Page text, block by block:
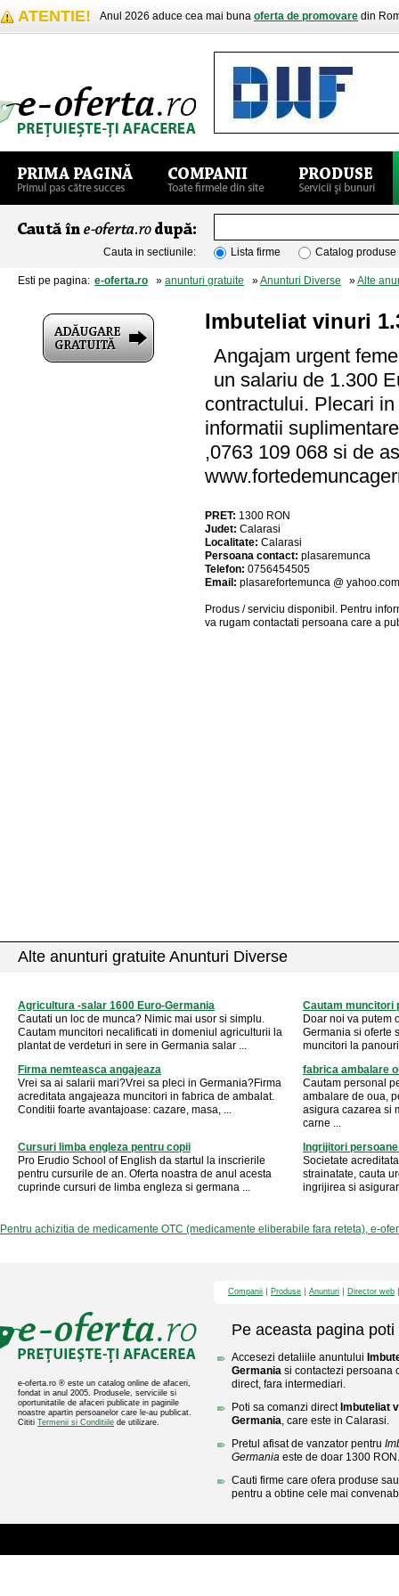
ATENTIE! Anul 2026 aduce cea mai buna oferta de promovare din
Cauta in sectiunile: Lista firme Catalog produse
Esti pe pagina: e-oferta.ro » anunturi gratuite »Anunturi Diverse »Alte
Imbuteliat vinuri
Angajam urgent
un salariu de 1.300
contractului. Plecari
informatii
,0763 109 068 si de
PRET: 1300 RON
Judet: Calarasi
Localitate: Calarasi
Persoana contact: plasaremunca
Telefon: 0756454505
Email: plasarefortemunca @ yahoo.com
Produs / serviciu disponibil . Pentru
va rugam contactati persoana care a
Alte anunturi gratuite Anunturi Diverse
Agricultura -salar 1600 Euro-Germania
Cautati un loc de munca? Nimic mai usor si simplu.
Cautam muncitori necalificati in domeniul agriculturii la
plantat de verdeturi in sere in Germania salar ...
Cautam muncitori
Doar noi va putem
Germania si oferte
muncitori la
Firma nemteasca angajeaza
Vrei sa ai salarii mari?Vrei sa pleci in Germania?Firma
acreditata angajeaza muncitori in fabrica de ambalat.
Conditii foarte avantajoase: cazare, masa, ...
fabrica ambalare
Cautam personal
ambalare de oua,
asigura cazarea si
carne ...
Cursuri limba engleza pentru copii
Pro Erudio School of English da startul la inscrierile
pentru cursurile de an. Oferta noastra de anul acesta
cuprinde cursuri de limba engleza si germana ...
Ingrijitori
Societate
strainatate, cauta
ingrijirea si
Pentru achizitia de medicamente OTC (medicamente eliberabile fara reteta), e-
e-oferta.ro ® este un catalog online de afaceri,
fondat in anul 2005. Produsele, serviciile si
oportunitatile de afaceri publicate in paginile
noastre apartin persoanelor care le-au publicat.
Cititi Termenii si Conditiile de utilizare.
Companii Produse Anunturi Director web
Pe aceasta pagina poti
Accesezi detaliile anuntului
Germania si contactezi persoana
direct, fara intermediari.
Poti sa comanzi direct Imbuteliat
Germania, care este in Calarasi.
Pretul afisat de vanzator pentru
Germania este de doar 1300 RON.
Cauti firme care ofera produse
pentru a obtine cele mai